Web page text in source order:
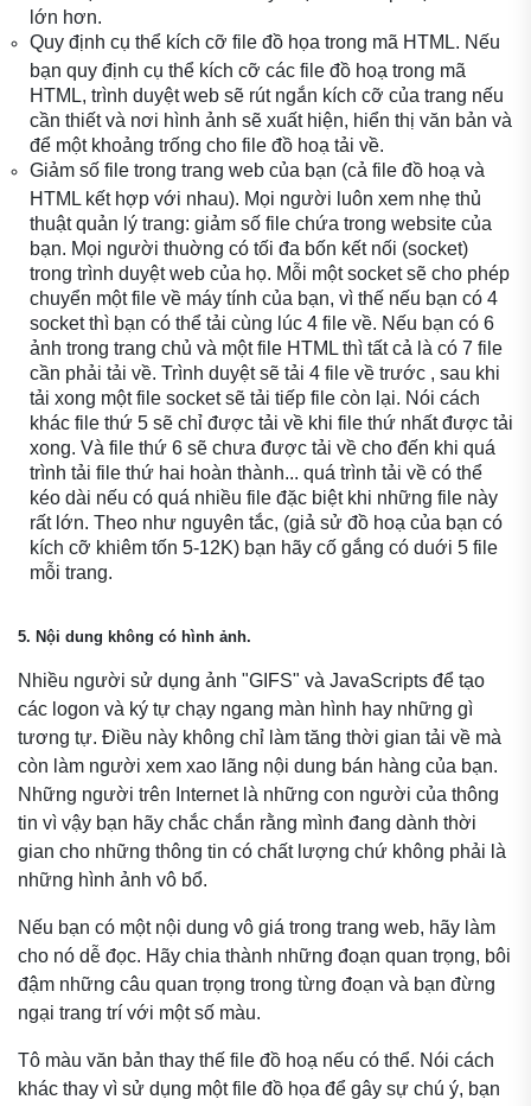
lớn hơn.
Quy định cụ thể kích cỡ file đồ họa trong mã HTML. Nếu
bạn quy định cụ thể kích cỡ các file đồ hoạ trong mã
HTML, trình duyệt web sẽ rút ngắn kích cỡ của trang nếu
cần thiết và nơi hình ảnh sẽ xuất hiện, hiển thị văn bản và
để một khoảng trống cho file đồ hoạ tải về.
Giảm số file trong trang web của bạn (cả file đồ hoạ và
HTML kết hợp với nhau). Mọi người luôn xem nhẹ thủ
thuật quản lý trang: giảm số file chứa trong website của
bạn. Mọi người thuờng có tối đa bốn kết nối (socket)
trong trình duyệt web của họ. Mỗi một socket sẽ cho phép
chuyển một file về máy tính của bạn, vì thế nếu bạn có 4
socket thì bạn có thể tải cùng lúc 4 file về. Nếu bạn có 6
ảnh trong trang chủ và một file HTML thì tất cả là có 7 file
cần phải tải về. Trình duyệt sẽ tải 4 file về trước , sau khi
tải xong một file socket sẽ tải tiếp file còn lại. Nói cách
khác file thứ 5 sẽ chỉ được tải về khi file thứ nhất được tải
xong. Và file thứ 6 sẽ chưa được tải về cho đến khi quá
trình tải file thứ hai hoàn thành... quá trình tải về có thể
kéo dài nếu có quá nhiều file đặc biệt khi những file này
rất lớn. Theo như nguyên tắc, (giả sử đồ hoạ của bạn có
kích cỡ khiêm tốn 5-12K) bạn hãy cố gắng có duới 5 file
mỗi trang.
5. Nội dung không có hình ảnh.
Nhiều người sử dụng ảnh "GIFS" và JavaScripts để tạo
các logon và ký tự chạy ngang màn hình hay những gì
tương tự. Điều này không chỉ làm tăng thời gian tải về mà
còn làm người xem xao lãng nội dung bán hàng của bạn.
Những người trên Internet là những con người của thông
tin vì vậy bạn hãy chắc chắn rằng mình đang dành thời
gian cho những thông tin có chất lượng chứ không phải là
những hình ảnh vô bổ.
Nếu bạn có một nội dung vô giá trong trang web, hãy làm
cho nó dễ đọc. Hãy chia thành những đoạn quan trọng, bôi
đậm những câu quan trọng trong từng đoạn và bạn đừng
ngại trang trí với một số màu.
Tô màu văn bản thay thế file đồ hoạ nếu có thể. Nói cách
khác thay vì sử dụng một file đồ họa để gây sự chú ý, bạn